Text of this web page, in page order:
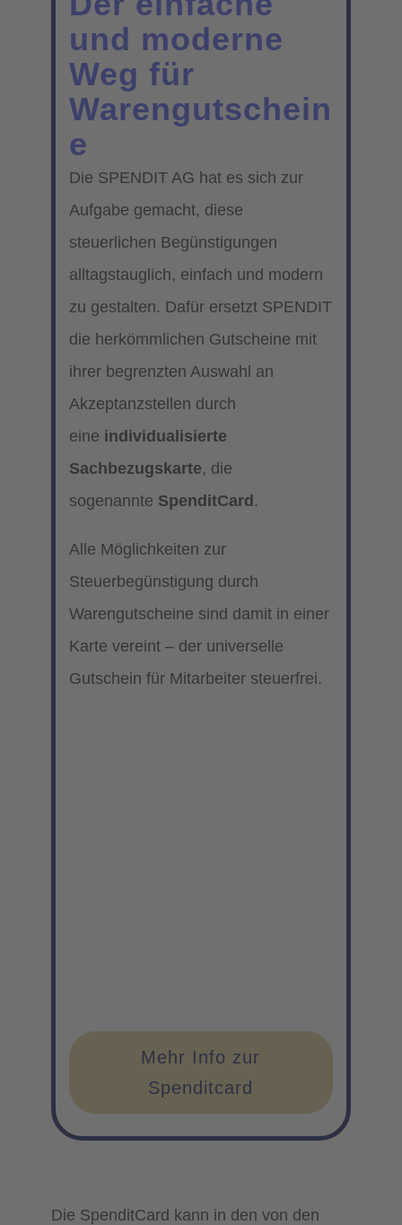
und moderne
Weg für
Warengutschein
e
Die SPENDIT AG hat es sich zur
Aufgabe gemacht, diese
steuerlichen Begünstigungen
alltagstauglich, einfach und modern
zu gestalten. Dafür ersetzt SPENDIT
die herkömmlichen Gutscheine mit
ihrer begrenzten Auswahl an
Akzeptanzstellen durch
eine individualisierte
Sachbezugskarte, die
sogenannte SpenditCard .
Alle Möglichkeiten zur
Steuerbegünstigung durch
Warengutscheine sind damit in einer
Karte vereint – der universelle
Gutschein für Mitarbeiter steuerfrei.
Mehr Info zur
Spenditcard
Die SpenditCard kann in den von den